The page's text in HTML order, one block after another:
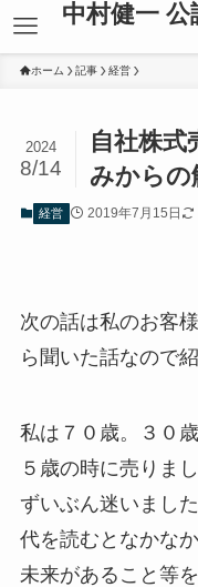
中村健一
ホーム 記事 経営
自社株式
みからの
2024
8/14
経営 2019年7月15日
次の話は私のお客
ら聞いた話なので
私は７０歳。３０
５歳の時に売りまし
ずいぶん迷いまし
代を読むとなかな
未来があること等